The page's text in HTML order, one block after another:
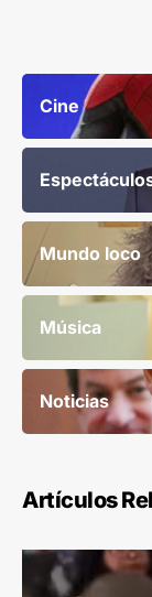
Cine
Mundo loco
Música
Noticias
Artículos